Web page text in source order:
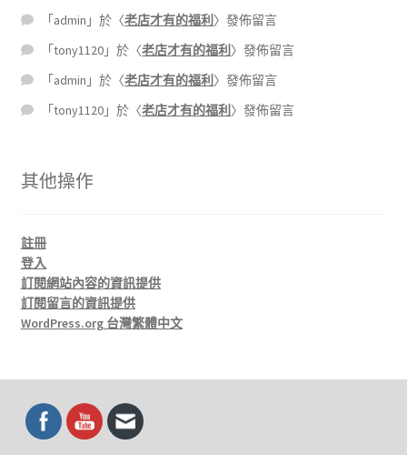
「admin 」於〈老店才有的福利 〉發佈留言
「tony1120 」於〈老店才有的福利 〉發佈留言
「admin 」於〈老店才有的福利 〉發佈留言
「tony1120 」於〈老店才有的福利 〉發佈留言
其他操作
註冊
登入
訂閱網站內容的資訊提供
訂閱留言的資訊提供
WordPress.org 台灣繁體中文